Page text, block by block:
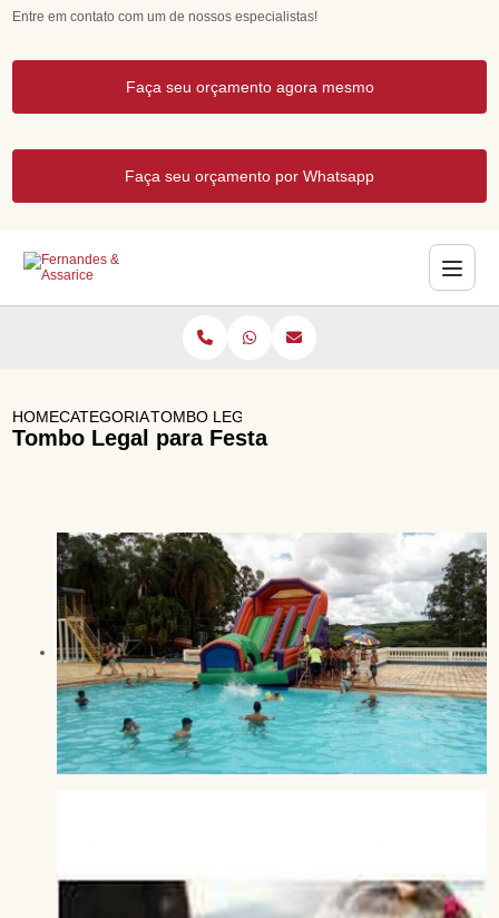
Entre em contato com um de nossos especialistas!
Faça seu orçamento agora mesmo
Faça seu orçamento por Whatsapp
HOMECATEGORIASTOMBO LEGAL PARA FESTA
Tombo Legal para Festa